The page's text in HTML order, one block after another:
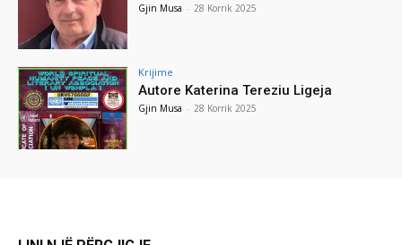
Gjin Musa - 28 Korrik 2025
Krijime
Autore Katerina Tereziu Ligeja
Gjin Musa - 28 Korrik 2025